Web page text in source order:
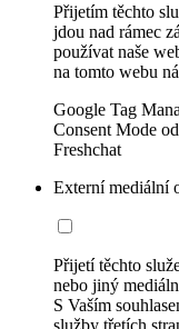
Přijetím těchto
jdou nad rámec
používat naše
na tomto webu
Google Tag
Consent Mode
Freshchat
Externí mediální
Přijetí těchto
nebo jiný
S Vaším
služby třetích